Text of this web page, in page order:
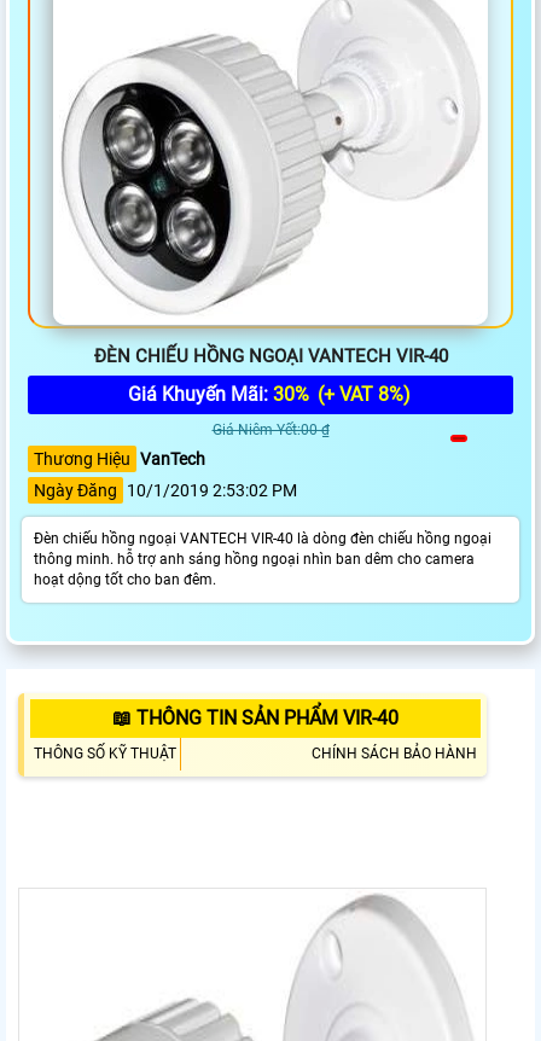
ĐÈN CHIẾU HỒNG NGOẠI VANTECH VIR-40
Giá Khuyến Mãi: 30% (+ VAT 8%)
Giá Niêm Yết:00 ₫
Thương Hiệu VanTech
Ngày Đăng
10/1/2019 2:53:02 PM
Đèn chiếu hồng ngoại VANTECH VIR-40 là dòng đèn chiếu hồng ngoại
thông minh. hỗ trợ anh sáng hồng ngoại nhìn ban dêm cho camera
hoạt dộng tốt cho ban đêm.
📖 THÔNG TIN SẢN PHẨM VIR-40
THÔNG SỐ KỸ THUẬT CHÍNH SÁCH BẢO HÀNH